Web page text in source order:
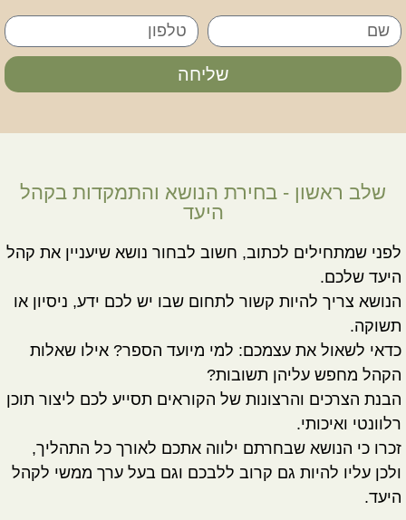
שליחה
שלב ראשון - בחירת הנושא והתמקדות בקהל
היעד
לפני שמתחילים לכתוב, חשוב לבחור נושא שיעניין את קהל
היעד שלכם.
הנושא צריך להיות קשור לתחום שבו יש לכם ידע, ניסיון או
תשוקה.
כדאי לשאול את עצמכם: למי מיועד הספר? אילו שאלות
הקהל מחפש עליהן תשובות?
הבנת הצרכים והרצונות של הקוראים תסייע לכם ליצור תוכן
רלוונטי ואיכותי.
זכרו כי הנושא שבחרתם ילווה אתכם לאורך כל התהליך,
ולכן עליו להיות גם קרוב ללבכם וגם בעל ערך ממשי לקהל
היעד.